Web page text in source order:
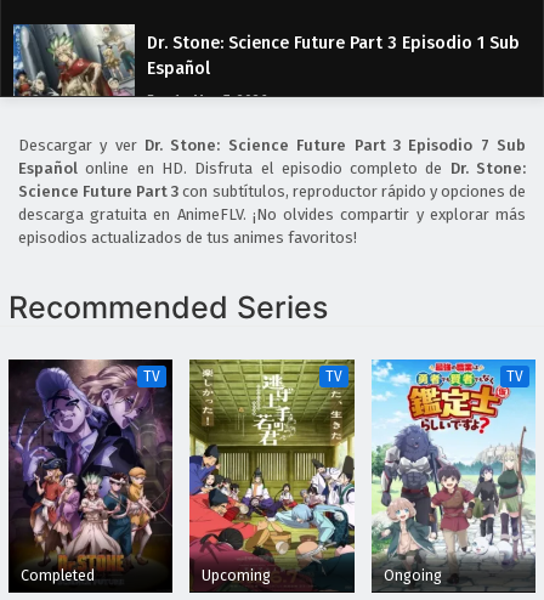
Dr. Stone: Science Future Part 3 Episodio 1 Sub
Español
Eps 1 - May 7, 2026
Descargar y ver Dr. Stone: Science Future Part 3 Episodio 7 Sub
Español online en HD. Disfruta el episodio completo de Dr. Stone:
Science Future Part 3 con subtítulos, reproductor rápido y opciones de
descarga gratuita en AnimeFLV. ¡No olvides compartir y explorar más
episodios actualizados de tus animes favoritos!
Recommended Series
TV
Completed
TV
Upcoming
TV
Ongoing